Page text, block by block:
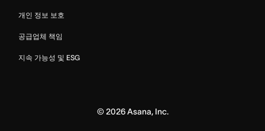
개인 정보 보호
공급업체 책임
지속 가능성 및 ESG
© 2026Asana, Inc.